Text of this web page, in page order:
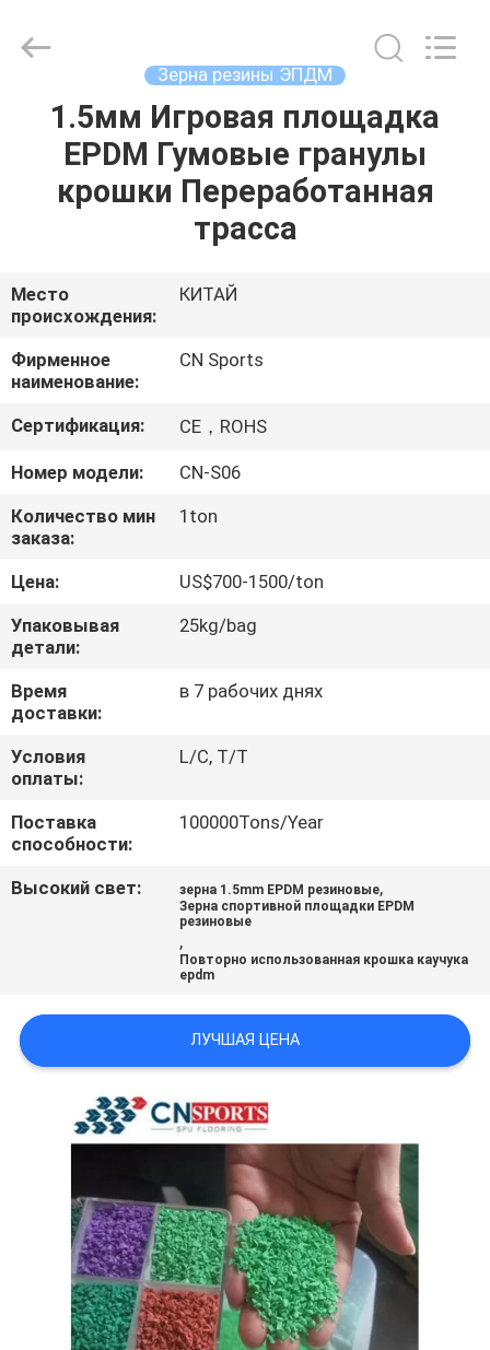
ДОМ
ПРОДУКТЫ
НАС
ПУТЕШЕСТВИЕ
ФАБРИКИ
ПРОВЕРКА
КАЧЕСТВА
СВЯЖИТЕСЬ
МЫ
СПРОСИТЕ
ЦИТАТУ
КАРТА
САЙТА
PRIVACY
Materials
Зерна резины ЭПДМ
1.5мм Игровая площадка
EPDM Гумовые гранулы
крошки Переработанная
трасса
Место
происхождения:
КИТАЙ
Фирменное
наименование:
CN Sports
Сертификация: CE，ROHS
Номер модели:
CN-S06
Количество мин
заказа:
1ton
Цена:
US$700-1500/ton
Упаковывая
детали:
25kg/bag
Время
доставки:
в 7 рабочих днях
Условия
оплаты:
L/C, T/T
Поставка
способности:
100000Tons/Year
Высокий свет: зерна 1.5mm EPDM резиновые,
Зерна спортивной площадки EPDM
резиновые
,
Повторно использованная крошка каучука
epdm
ЛУЧШАЯ ЦЕНА